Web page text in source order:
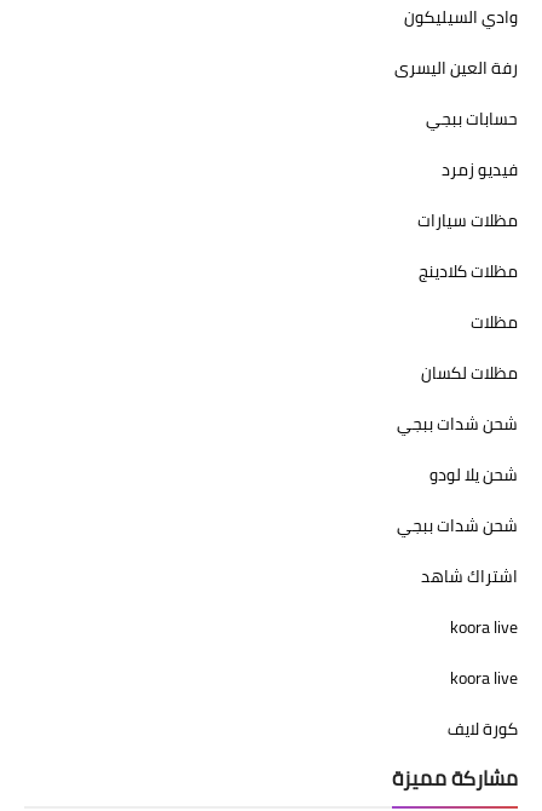
وادي السيليكون
رفة العين اليسرى
حسابات ببجي
فيديو زمرد
مظلات سيارات
مظلات كلادينج
مظلات
مظلات لكسان
شحن شدات ببجي
شحن يلا لودو
شحن شدات ببجي
اشتراك شاهد
koora live
koora live
كورة لايف
مشاركة مميزة